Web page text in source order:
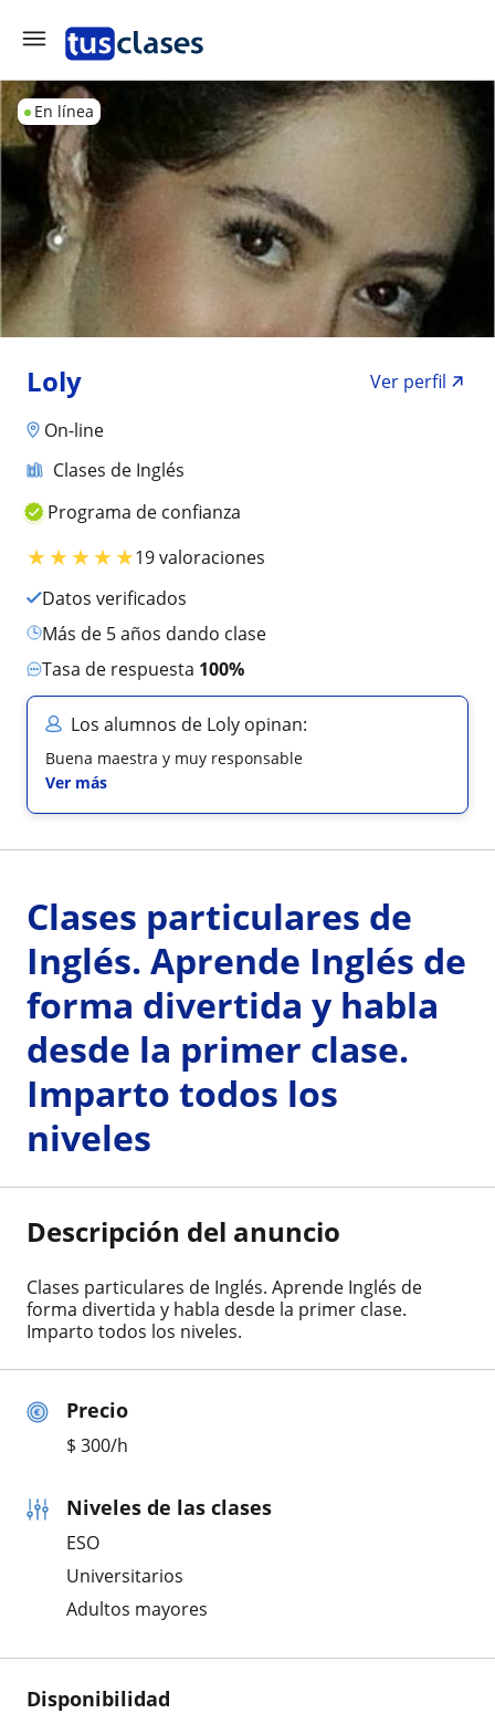
En línea
Loly
Ver perfil
On-line
Clases de Inglés
Programa de confianza
★★★★★19 valoraciones
Datos verificados
más de 5 años dando clase
Tasa de respuesta 100%
Los alumnos de Loly opinan:
Buena maestra y muy responsable
Ver más
Precio
$ 300/h
Niveles de las clases
ESO
Universitarios
Adultos mayores
Disponibilidad
Clases particulares de
Inglés. Aprende Inglés de
forma divertida y habla
desde la primer clase.
Imparto todos los
niveles
Descripción del anuncio
Clases particulares de Inglés. Aprende Inglés de
forma divertida y habla desde la primer clase.
Imparto todos los niveles.